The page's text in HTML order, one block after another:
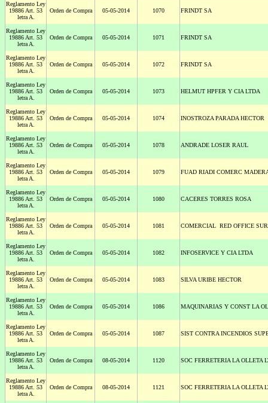
Reglamento Ley
19886 Art. 53
letra A.
Orden de Compra 05-05-2014 1070 FRINDT SA
Reglamento Ley
19886 Art. 53
letra A.
Orden de Compra 05-05-2014 1071 FRINDT SA
Reglamento Ley
19886 Art. 53
letra A.
Orden de Compra 05-05-2014 1072 FRINDT SA
Reglamento Ley
19886 Art. 53
letra A.
Orden de Compra 05-05-2014 1073 HELMUT HPFER Y CIA LTDA
Reglamento Ley
19886 Art. 53
letra A.
Orden de Compra 05-05-2014 1074 INOSTROZA PARADA HECTOR
Reglamento Ley
19886 Art. 53
letra A.
Orden de Compra 05-05-2014 1078 ANDRADE LOSER RAUL
Reglamento Ley
19886 Art. 53
letra A.
Orden de Compra 05-05-2014 1079 FUAD RIADI COMERC
Reglamento Ley
19886 Art. 53
letra A.
Orden de Compra 05-05-2014 1080 CACERES TORRES ROSA
Reglamento Ley
19886 Art. 53
letra A.
Orden de Compra 05-05-2014 1081 COMERCIAL RED OFFICE
Reglamento Ley
19886 Art. 53
letra A.
Orden de Compra 05-05-2014 1082 INFOSERVICE Y CIA LTDA
Reglamento Ley
19886 Art. 53
letra A.
Orden de Compra 05-05-2014 1083 SILVA URIBE HECTOR
Reglamento Ley
19886 Art. 53
letra A.
Orden de Compra 05-05-2014 1086 MAQUINARIAS Y CONST LA
Reglamento Ley
19886 Art. 53
letra A.
Orden de Compra 05-05-2014 1087 SIST CONTRA INCENDIOS
Reglamento Ley
19886 Art. 53
letra A.
Orden de Compra 08-05-2014 1120 SOC FERRETERIA LA OLLETA
Reglamento Ley
19886 Art. 53
letra A.
Orden de Compra 08-05-2014 1121 SOC FERRETERIA LA OLLETA